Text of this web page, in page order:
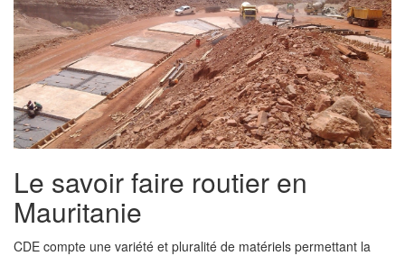
Le savoir faire routier en
Mauritanie
CDE compte une variété et pluralité de matériels permettant la